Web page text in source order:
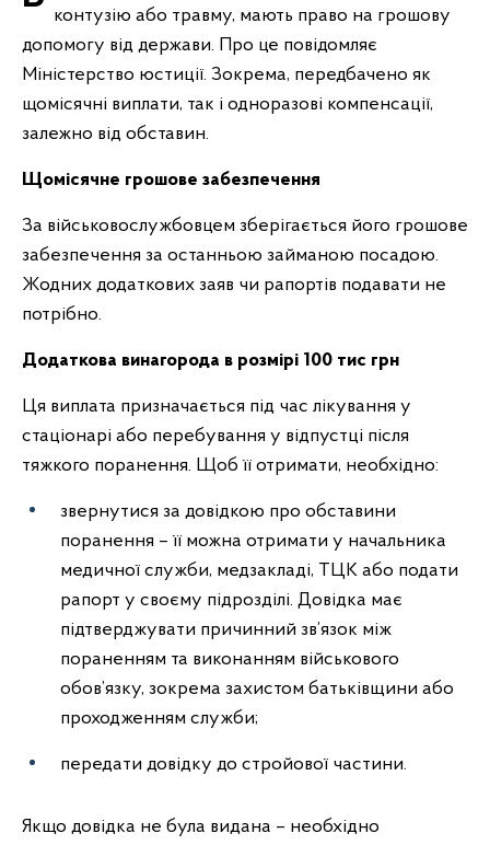
контузію або травму, мають право на грошову
допомогу від держави. Про це повідомляє
Міністерство юстиції. Зокрема, передбачено як
щомісячні виплати, так і одноразові компенсації,
залежно від обставин.
Щомісячне грошове забезпечення
За військовослужбовцем зберігається його грошове
забезпечення за останньою займаною посадою.
Жодних додаткових заяв чи рапортів подавати не
потрібно.
Додаткова винагорода в розмірі 100 тис грн
Ця виплата призначається під час лікування у
стаціонарі або перебування у відпустці після
тяжкого поранення. Щоб її отримати, необхідно:
звернутися за довідкою про обставини
поранення – її можна отримати у начальника
медичної служби, медзакладі, ТЦК або подати
рапорт у своєму підрозділі. Довідка має
підтверджувати причинний зв’язок між
пораненням та виконанням військового
обов’язку, зокрема захистом батьківщини або
проходженням служби;
передати довідку до стройової частини.
Якщо довідка не була видана – необхідно